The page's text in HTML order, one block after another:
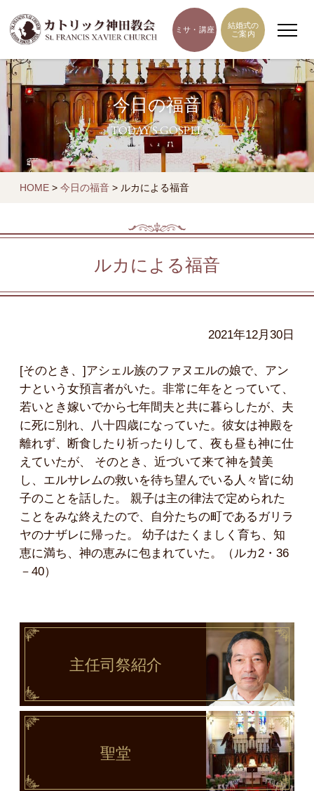
ミサ・講座
結婚式の
ご案内
今日の福音
TODAY'S GOSPEL
HOME > 今日の福音 > ルカによる福音
ルカによる福音
2021年12月30日
[そのとき、]アシェル族のファヌエルの娘で、アン
ナという女預言者がいた。非常に年をとっていて、
若いとき嫁いでから七年間夫と共に暮らしたが、夫
に死に別れ、八十四歳になっていた。彼女は神殿を
離れず、断食したり祈ったりして、夜も昼も神に仕
えていたが、 そのとき、近づいて来て神を賛美
し、エルサレムの救いを待ち望んでいる人々皆に幼
子のことを話した。 親子は主の律法で定められた
ことをみな終えたので、自分たちの町であるガリラ
ヤのナザレに帰った。 幼子はたくましく育ち、知
恵に満ち、神の恵みに包まれていた。（ルカ2・36
－40）
主任司祭紹介
聖堂